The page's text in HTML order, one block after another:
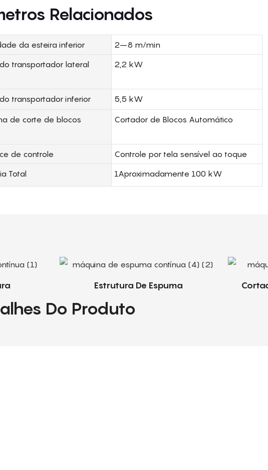
Relacionados
da esteira inferior
2–8 m/min
transportador lateral 2,2 kW
transportador inferior 5,5 kW
de corte de blocos Cortador de Blocos Automático
de controle
Controle por tela sensível ao toque
Total 1Aproximadamente 100 kW
Estrutura De Espuma
Do Produto